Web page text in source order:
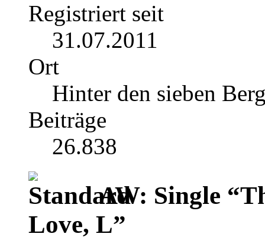
Registriert seit
31.07.2011
Ort
Hinter den sieben
Beiträge
26.838
AW: Single
Love, L”